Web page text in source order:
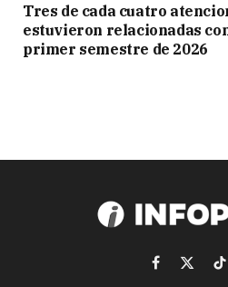
Tres de cada cuatro
estuvieron relacionadas
primer semestre de 2026
Facebook
X